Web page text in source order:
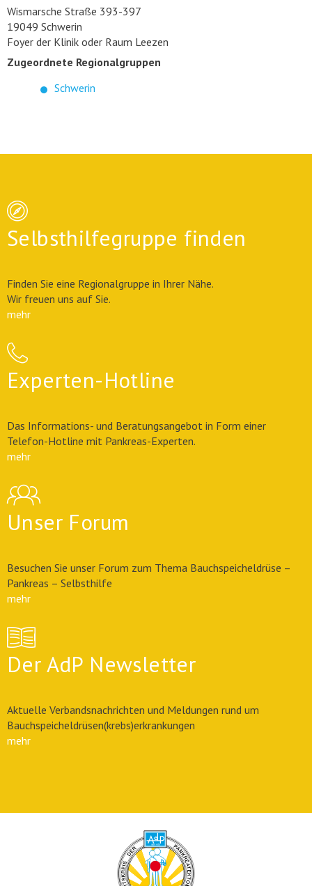
Wismarsche Straße 393-397
19049 Schwerin
Foyer der Klinik oder Raum Leezen
Zugeordnete Regionalgruppen
Schwerin
Selbsthilfegruppe finden
Finden Sie eine Regionalgruppe in Ihrer Nähe.
Wir freuen uns auf Sie.
mehr
Experten-Hotline
Das Informations- und Beratungsangebot in Form einer
Telefon-Hotline mit Pankreas-Experten.
mehr
Unser Forum
Besuchen Sie unser Forum zum Thema Bauchspeicheldrüse –
Pankreas – Selbsthilfe
mehr
Der AdP Newsletter
Aktuelle Verbandsnachrichten und Meldungen rund um
Bauchspeicheldrüsen(krebs)erkrankungen
mehr